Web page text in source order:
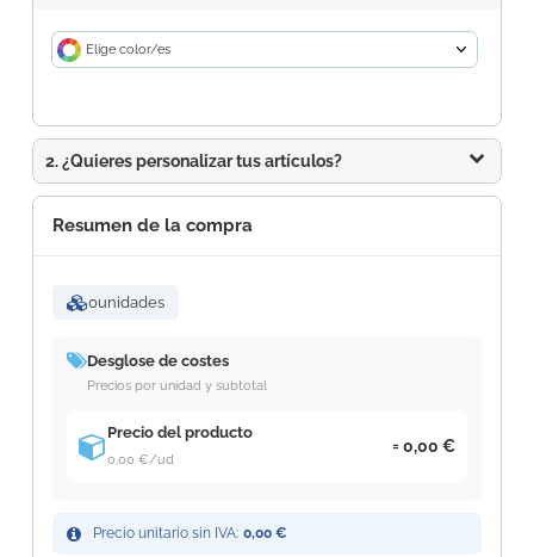
Elige color/es
2. ¿Quieres personalizar tus artículos?
Resumen de la compra
0unidades
Desglose de costes
Precios por unidad y subtotal
Precio del producto
0,00 €/ud
0,00 €
Precio unitario sin IVA: 0,00 €